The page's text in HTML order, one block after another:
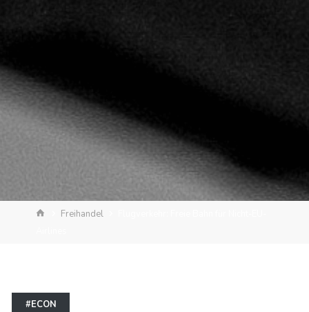
StartFreihandel
#ECON